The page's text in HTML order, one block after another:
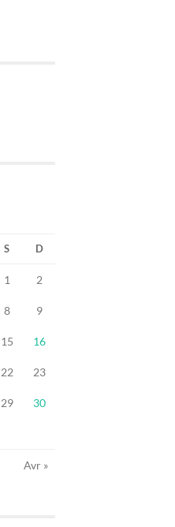
S D
1 2
8 9
15 16
22 23
29 30
Avr »